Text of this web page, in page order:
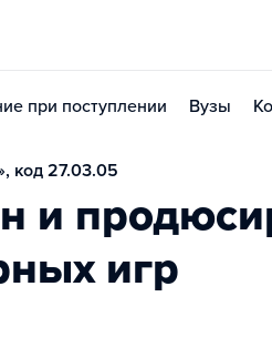
при поступлении Вузы
код 27.03.05
и
игр